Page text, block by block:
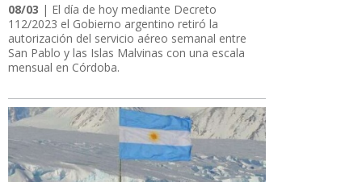
08/03 | El día de hoy mediante Decreto
112/2023 el Gobierno argentino retiró la
autorización del servicio aéreo semanal entre
San Pablo y las Islas Malvinas con una escala
mensual en Córdoba.